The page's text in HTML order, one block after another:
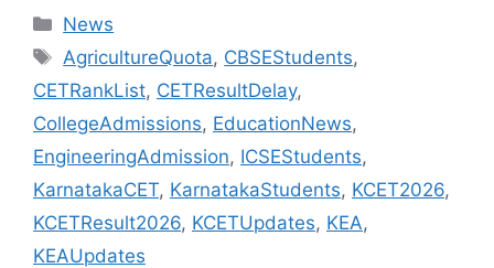
Categories
News
Tags
AgricultureQuota, CBSEStudents,
CETRankList, CETResultDelay,
CollegeAdmissions, EducationNews,
EngineeringAdmission, ICSEStudents,
KarnatakaCET, KarnatakaStudents, KCET2026,
KCETResult2026, KCETUpdates, KEA,
KEAUpdates